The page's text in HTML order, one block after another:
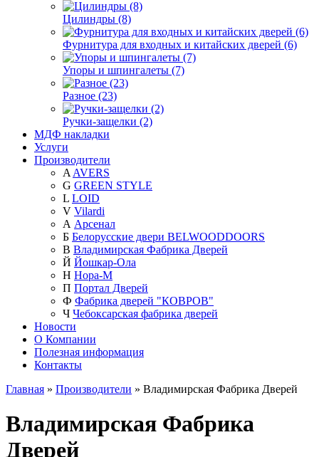
Цилиндры (8)
Фурнитура для входных и китайских дверей (6)
Упоры и шпингалеты (7)
Разное (23)
Ручки-защелки (2)
МДФ накладки
Услуги
Производители
A AVERS
G GREEN STYLE
L LOID
V Vilardi
А Арсенал
Б Белорусские двери BELWOODDOORS
В Владимирская Фабрика Дверей
Й Йошкар-Ола
Н Нора-М
П Портал Дверей
Ф Фабрика дверей "КОВРОВ"
Ч Чебоксарская фабрика дверей
Новости
О Компании
Полезная информация
Контакты
Главная » Производители » Владимирская Фабрика Дверей
Владимирская Фабрика
Дверей